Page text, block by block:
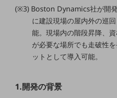
自治体
医療・介護
(※3) Boston Dynamics社が開
に建設現場の屋内外の巡
能。現場内の階段昇降、
が必要な場所でも走破性
ットとして導入可能。
1.開発の背景